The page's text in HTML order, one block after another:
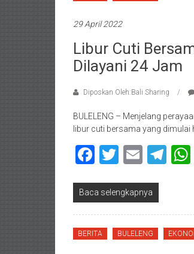
29 April 2022
Libur Cuti
Dilayani 24 Jam
Diposkan Oleh:Bali Sharing
BULELENG – Menjelang
libur cuti bersama yang dimulai
Facebook
Twitter
Email
Baca selengkapnya
BERITA BULELENG